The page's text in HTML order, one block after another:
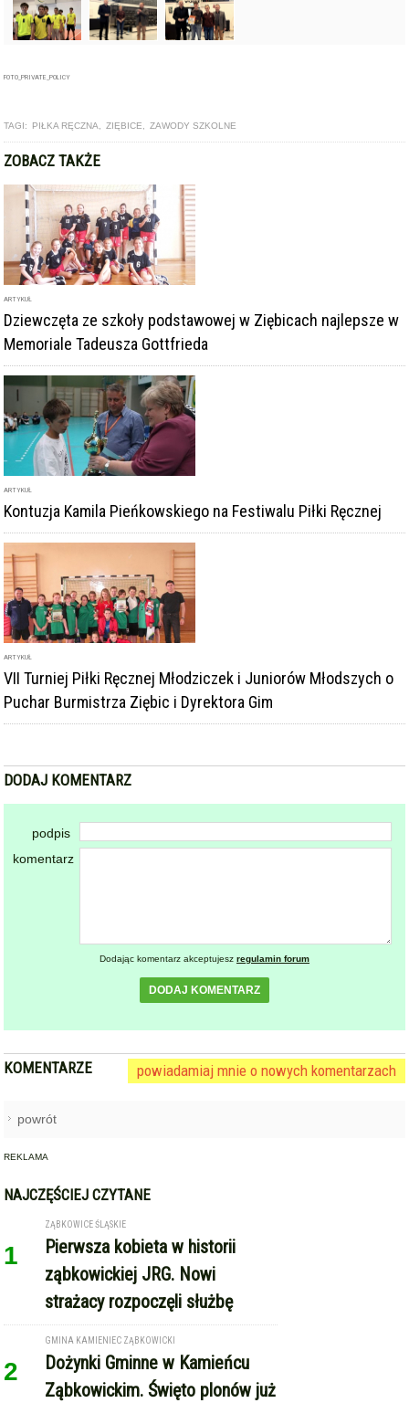
FOTO_PRIVATE_POLICY
TAGI: PIŁKA RĘCZNA, ZIĘBICE, ZAWODY SZKOLNE
ZOBACZ TAKŻE
ARTYKUŁ
Dziewczęta ze szkoły podstawowej w Ziębicach najlepsze w
Memoriale Tadeusza Gottfrieda
ARTYKUŁ
Kontuzja Kamila Pieńkowskiego na Festiwalu Piłki Ręcznej
ARTYKUŁ
VII Turniej Piłki Ręcznej Młodziczek i Juniorów Młodszych o
Puchar Burmistrza Ziębic i Dyrektora Gim
DODAJ KOMENTARZ
podpis
komentarz
Dodając komentarz akceptujesz regulamin forum
DODAJ KOMENTARZ
KOMENTARZE powiadamiaj mnie o nowych komentarzach
powrót
REKLAMA
NAJCZĘŚCIEJ CZYTANE
1
ZĄBKOWICE ŚLĄSKIE
Pierwsza kobieta w historii
ząbkowickiej JRG. Nowi
strażacy rozpoczęli służbę
2
GMINA KAMIENIEC ZĄBKOWICKI
Dożynki Gminne w Kamieńcu
Ząbkowickim. Święto plonów już